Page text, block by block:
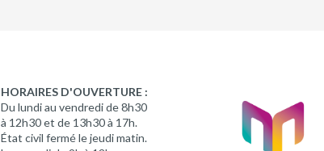
HORAIRES D'OUVERTURE :
Du lundi au vendredi de 8h30
à 12h30 et de 13h30 à 17h.
État civil fermé le jeudi matin.